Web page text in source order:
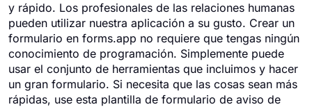
y rápido. Los profesionales de las relaciones humanas
pueden utilizar nuestra aplicación a su gusto. Crear un
formulario en forms.app no ​​requiere que tengas ningún
conocimiento de programación. Simplemente puede
usar el conjunto de herramientas que incluimos y hacer
un gran formulario. Si necesita que las cosas sean más
rápidas, use esta plantilla de formulario de aviso de